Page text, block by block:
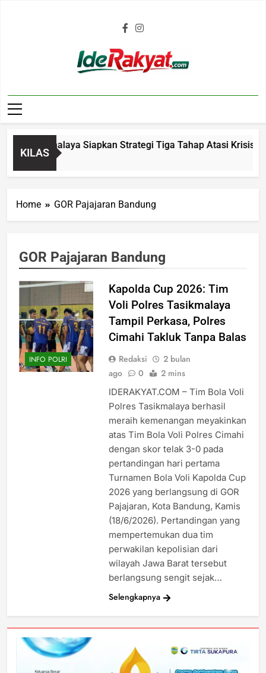
Iderakyat.com
KILAS
Tasikmalaya Siapkan Strategi Tiga Tahap Atasi Krisis Air
Home GOR Pajajaran Bandung
GOR Pajajaran Bandung
INFO POLRI
Kapolda Cup 2026: Tim
Voli Polres Tasikmalaya
Tampil Perkasa, Polres
Cimahi Takluk Tanpa Balas
Redaksi
2 bulan
ago
0 2 mins
IDERAKYAT.COM – Tim Bola Voli
Polres Tasikmalaya berhasil
meraih kemenangan meyakinkan
atas Tim Bola Voli Polres Cimahi
dengan skor telak 3-0 pada
pertandingan hari pertama
Turnamen Bola Voli Kapolda Cup
2026 yang berlangsung di GOR
Pajajaran, Kota Bandung, Kamis
(18/6/2026). Pertandingan yang
mempertemukan dua tim
perwakilan kepolisian dari
wilayah Jawa Barat tersebut
berlangsung sengit sejak…
Selengkapnya